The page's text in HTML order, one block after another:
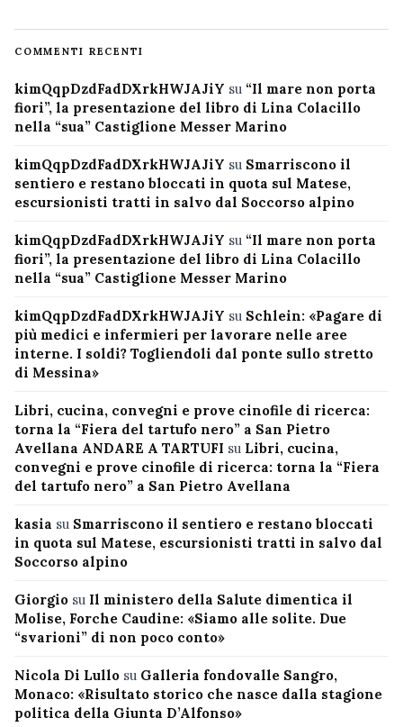
COMMENTI RECENTI
kimQqpDzdFadDXrkHWJAJiY su “Il mare non porta
fiori”, la presentazione del libro di Lina Colacillo
nella “sua” Castiglione Messer Marino
kimQqpDzdFadDXrkHWJAJiY su Smarriscono il
sentiero e restano bloccati in quota sul Matese,
escursionisti tratti in salvo dal Soccorso alpino
kimQqpDzdFadDXrkHWJAJiY su “Il mare non porta
fiori”, la presentazione del libro di Lina Colacillo
nella “sua” Castiglione Messer Marino
kimQqpDzdFadDXrkHWJAJiY su Schlein: «Pagare di
più medici e infermieri per lavorare nelle aree
interne. I soldi? Togliendoli dal ponte sullo stretto
di Messina»
Libri, cucina, convegni e prove cinofile di ricerca:
torna la “Fiera del tartufo nero” a San Pietro
Avellana ANDARE A TARTUFI su Libri, cucina,
convegni e prove cinofile di ricerca: torna la “Fiera
del tartufo nero” a San Pietro Avellana
kasia su Smarriscono il sentiero e restano bloccati
in quota sul Matese, escursionisti tratti in salvo dal
Soccorso alpino
Giorgio su Il ministero della Salute dimentica il
Molise, Forche Caudine: «Siamo alle solite. Due
“svarioni” di non poco conto»
Nicola Di Lullo su Galleria fondovalle Sangro,
Monaco: «Risultato storico che nasce dalla stagione
politica della Giunta D’Alfonso»